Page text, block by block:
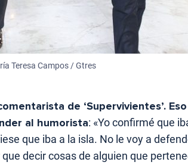
Teresa Campos / Gtres
de ‘Supervivientes’.
al humorista: «Yo confirmé que
que iba a la isla. No le voy a
decir cosas de alguien que